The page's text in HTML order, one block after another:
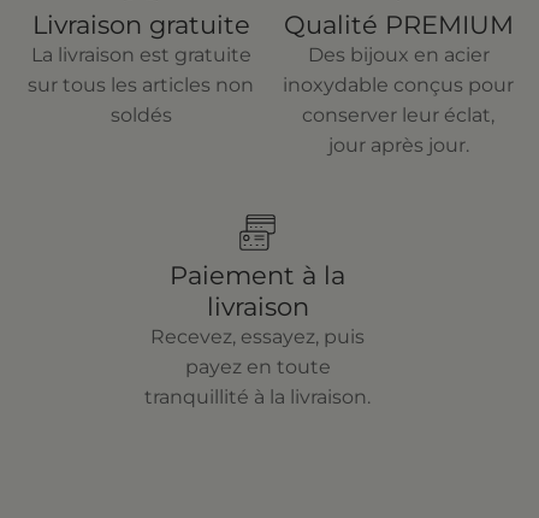
Livraison gratuite
La livraison est gratuite
sur tous les articles non
soldés
Qualité PREMIUM
Des bijoux en acier
inoxydable conçus pour
conserver leur éclat,
jour après jour.
Paiement à la
livraison
Recevez, essayez, puis
payez en toute
tranquillité à la livraison.